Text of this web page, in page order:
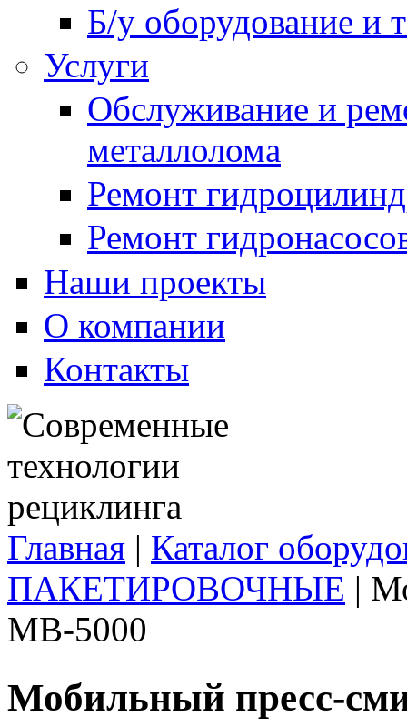
Б/у оборудование и
Услуги
Обслуживание и
металлолома
Ремонт
Ремонт
Наши проекты
О компании
Контакты
Вы здесь
Главная | Каталог
ПАКЕТИРОВОЧНЫЕ |
MB-5000
Мобильный пресс-